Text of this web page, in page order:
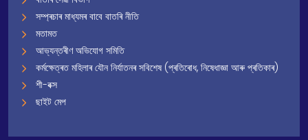
সম্প্ৰচাৰ মাধ্যমৰ বাবে বাতৰি নীতি
মতামত
আভ্যন্তৰীণ অভিযোগ সমিতি
কৰ্মক্ষেত্ৰত মহিলাৰ যৌন নিৰ্যাতনৰ সবিশেষ (প্ৰতিৰোধ, নিষেধাজ্ঞা আৰু প্ৰতিকাৰ)
শী-বক্স
ছাইট মেপ